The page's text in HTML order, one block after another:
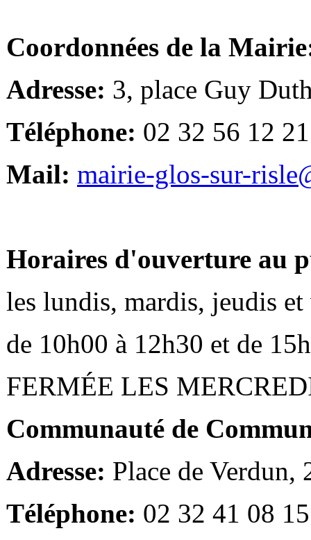
Coordonnées de la
Adresse: 3, place Guy
Téléphone: 02 32 56 12 21
Mail: mairie-glos-sur-
Horaires d'ouverture au
les lundis, mardis, jeudis et
de 10h00 à 12h30 et de
FERMÉE LES
Communauté de
Adresse: Place de Verdun,
Téléphone: 02 32 41 08 15